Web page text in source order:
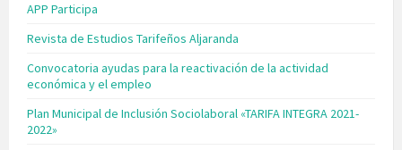
APP Participa
Revista de Estudios Tarifeños Aljaranda
Convocatoria ayudas para la reactivación de la actividad
económica y el empleo
Plan Municipal de Inclusión Sociolaboral «TARIFA INTEGRA 2021-
2022»